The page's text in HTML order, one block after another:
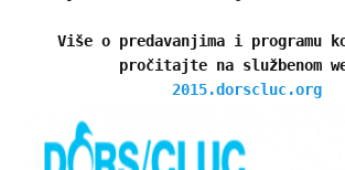
Više o predavanjima i programu
pročitajte na službenom
2015.dorscluc.org